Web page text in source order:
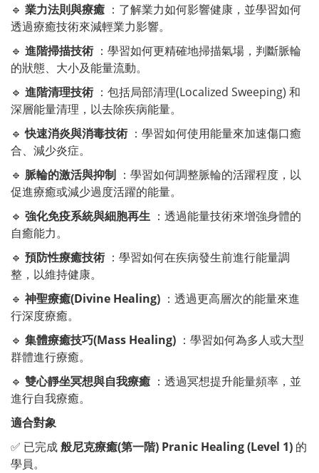
🔹 業力法則與療癒 ：了解業力如何影響健康，並學習如何
透過療癒技術來減輕業力影響。
🔹 進階掃描技術 ：學習如何更精確地掃描氣場，判斷脈輪
的狀態、大小及能量流動。
🔹 進階清理技術 ：包括局部清理(Localized Sweeping) 和
深層能量清理，以去除疾病能量。
🔹 快速消炎與消毒技術 ：學習如何使用能量來加速傷口癒
合、減少炎症。
🔹 脈輪的激活與抑制 ：學習如何調整脈輪的活躍程度，以
促進療癒或減少過度活躍的能量。
🔹 強化免疫系統與細胞再生 ：透過能量技術來增強身體的
自癒能力。
🔹 預防性療癒技術 ：學習如何在疾病發生前進行能量調
整，以維持健康。
🔹 神聖療癒(Divine Healing) ：透過更高層次的能量來進
行深度療癒。
🔹 集體療癒技巧(Mass Healing) ：學習如何為多人或大型
群體進行療癒。
🔹 雙心靜坐冥想與自我療癒 ：透過冥想提升能量頻率，並
進行自我療癒。
適合對象
✅ 已完成般尼克療癒(第一階) Pranic Healing (Level 1) 的
學員。